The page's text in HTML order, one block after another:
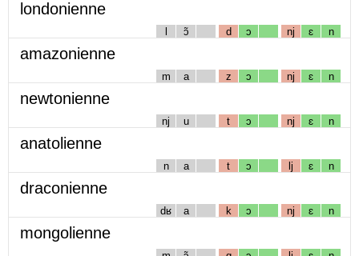
londonienne
l ɔ̃ d ɔ nj ɛ n
amazonienne
m a z ɔ nj ɛ n
newtonienne
nj u t ɔ nj ɛ n
anatolienne
n a t ɔ lj ɛ n
draconienne
dʁ a k ɔ nj ɛ n
mongolienne